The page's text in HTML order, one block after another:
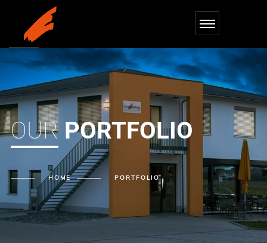
OUR PORTFOLIO
HOME PORTFOLIO